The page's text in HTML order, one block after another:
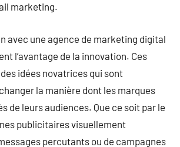
marketing.
avec une agence de marketing digital
l’avantage de la innovation. Ces
idées novatrices qui sont
la manière dont les marques
de leurs audiences. Que ce soit par le
publicitaires visuellement
percutants ou de campagnes